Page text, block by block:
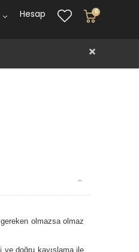
0
Hesap
olmazsa olmaz
ve doğru kayışlama ile